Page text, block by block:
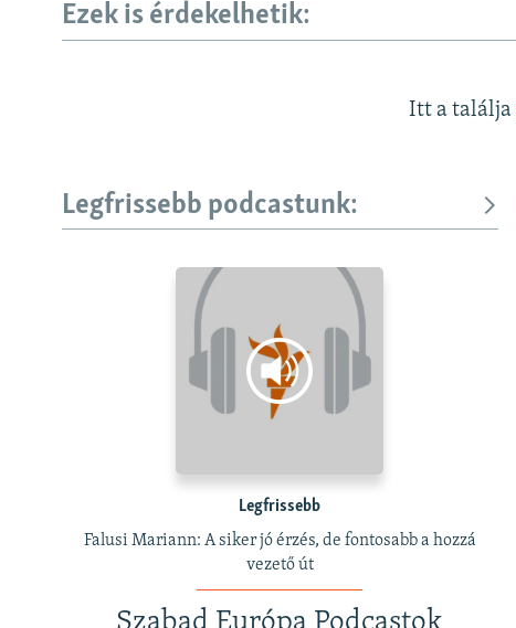
Ezek is érdekelhetik:
Itt a találja
Legfrissebb podcastunk:
Legfrissebb
Falusi Mariann: A siker jó érzés, de fontosabb a hozzá
vezető út